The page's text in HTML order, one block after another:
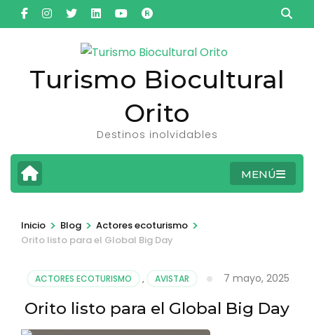
Saltar
al
(presionaTurismo Biocultural
Orito
Destinos inolvidables
MENÚ
Inicio > Blog > Actores ecoturismo >
Orito listo para el Global Big Day
ACTORES ECOTURISMO , AVISTAR 7 mayo, 2025
Orito listo para el Global Big Day